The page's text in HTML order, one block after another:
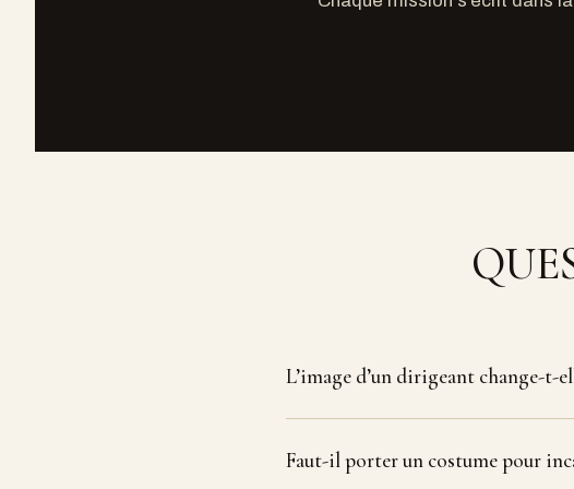
L’image d’un dirigeant change-t-
Faut-il porter un costume pour